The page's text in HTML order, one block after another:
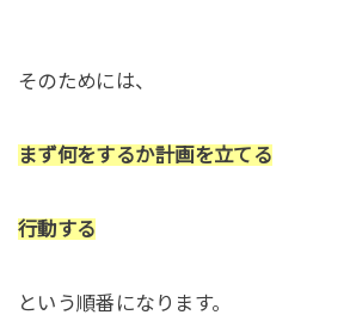
そのためには、
まず何をするか計画を立てる
行動する
という順番になります。